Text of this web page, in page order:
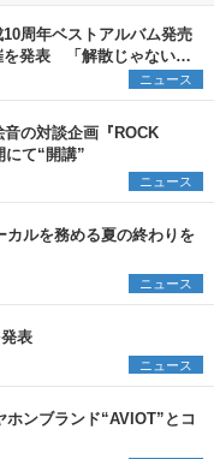
周年ベストアルバム発売
を発表 「解散じゃない
ニュース
の対談企画『ROCK
て“開講”
ニュース
カルを務める夏の終わりを
ニュース
表
ニュース
ンブランド“AVIOT”とコ